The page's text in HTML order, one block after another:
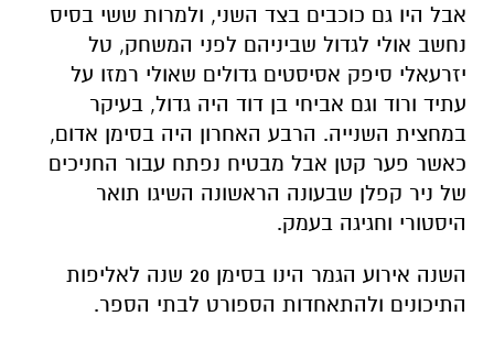
אבל היו גם כוכבים בצד השני, ולמרות ששי בסיס
נחשב אולי לגדול שביניהם לפני המשחק, טל
יזרעאלי סיפק אסיסטים גדולים שאולי רמזו על
עתיד ורוד וגם אביחי בן דוד היה גדול, בעיקר
במחצית השנייה. הרבע האחרון היה בסימן אדום,
כאשר פער קטן אבל מבטיח נפתח עבור החניכים
של ניר קפלן שבעונה הראשונה השיגו תואר
היסטורי וחגיגה בעמק.
השנה אירוע הגמר הינו בסימן 20 שנה לאליפות
התיכונים ולהתאחדות הספורט לבתי הספר.